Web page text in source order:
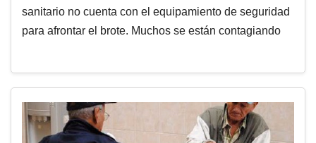
sanitario no cuenta con el equipamiento de seguridad
para afrontar el brote. Muchos se están contagiando